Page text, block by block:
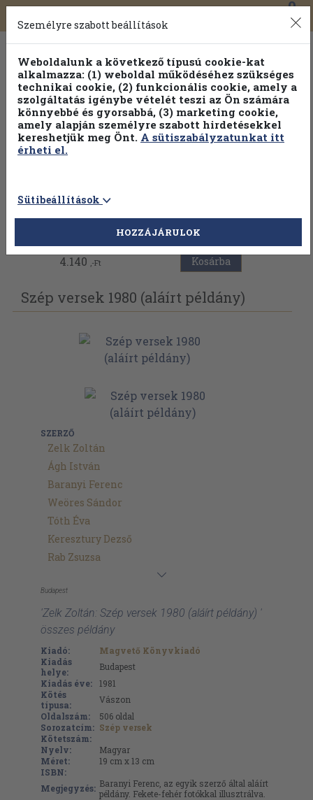
Toggle
navigation
0
Vissza az előző oldalra
4.140 ,-Ft Kosárba
Szép versek 1980 (aláírt példány)
SZERZŐ
Zelk Zoltán
Ágh István
Baranyi Ferenc
Weöres Sándor
Tóth Éva
Keresztury Dezső
Rab Zsuzsa
Budapest
'Zelk Zoltán: Szép versek 1980 (aláírt példány) '
összes példány
Kiadó:
Magvető Könyvkiadó
Kiadás
helye:
Budapest
Kiadás éve:
1981
Kötés
típusa:
Vászon
Oldalszám:
506 oldal
Sorozatcím: Szép versek
Kötetszám:
Nyelv:
Magyar
Méret:
19 cm x 13 cm
ISBN:
Megjegyzés: Baranyi Ferenc, az egyik szerző által aláírt
példány. Fekete-fehér fotókkal illusztrálva.
Személyre szabott beállítások
Weboldalunk a következő típusú cookie-kat
alkalmazza: (1) weboldal működéséhez szükséges
technikai cookie, (2) funkcionális cookie, amely a
szolgáltatás igénybe vételét teszi az Ön számára
könnyebbé és gyorsabbá, (3) marketing cookie,
amely alapján személyre szabott hirdetésekkel
kereshetjük meg Önt. A sütiszabályzatunkat itt
érheti el.
Sütibeállítások
HOZZÁJÁRULOK